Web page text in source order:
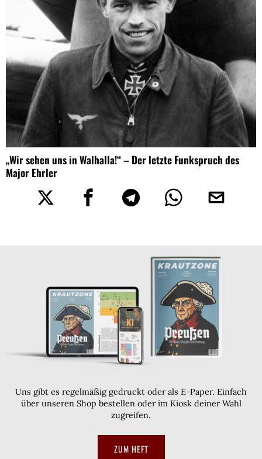
„Wir sehen uns in Walhalla!“ – Der letzte Funkspruch des
Major Ehrler
Uns gibt es regelmäßig gedruckt oder als E-Paper. Einfach
über unseren Shop bestellen oder im Kiosk deiner Wahl
zugreifen.
ZUM HEFT